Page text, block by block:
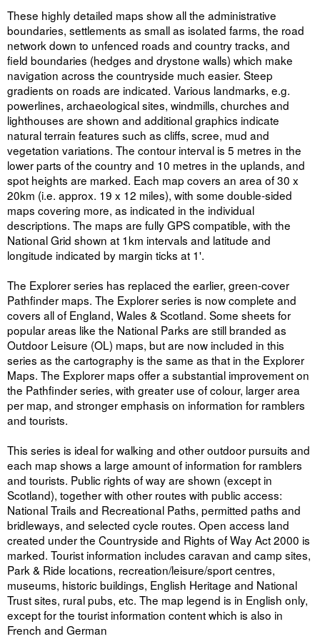
These highly detailed maps show all the administrative
boundaries, settlements as small as isolated farms, the road
network down to unfenced roads and country tracks, and
field boundaries (hedges and drystone walls) which make
navigation across the countryside much easier. Steep
gradients on roads are indicated. Various landmarks, e.g.
powerlines, archaeological sites, windmills, churches and
lighthouses are shown and additional graphics indicate
natural terrain features such as cliffs, scree, mud and
vegetation variations. The contour interval is 5 metres in the
lower parts of the country and 10 metres in the uplands, and
spot heights are marked. Each map covers an area of 30 x
20km (i.e. approx. 19 x 12 miles), with some double-sided
maps covering more, as indicated in the individual
descriptions. The maps are fully GPS compatible, with the
National Grid shown at 1km intervals and latitude and
longitude indicated by margin ticks at 1'.
The Explorer series has replaced the earlier, green-cover
Pathfinder maps. The Explorer series is now complete and
covers all of England, Wales & Scotland. Some sheets for
popular areas like the National Parks are still branded as
Outdoor Leisure (OL) maps, but are now included in this
series as the cartography is the same as that in the Explorer
Maps. The Explorer maps offer a substantial improvement on
the Pathfinder series, with greater use of colour, larger area
per map, and stronger emphasis on information for ramblers
and tourists.
This series is ideal for walking and other outdoor pursuits and
each map shows a large amount of information for ramblers
and tourists. Public rights of way are shown (except in
Scotland), together with other routes with public access:
National Trails and Recreational Paths, permitted paths and
bridleways, and selected cycle routes. Open access land
created under the Countryside and Rights of Way Act 2000 is
marked. Tourist information includes caravan and camp sites,
Park & Ride locations, recreation/leisure/sport centres,
museums, historic buildings, English Heritage and National
Trust sites, rural pubs, etc. The map legend is in English only,
except for the tourist information content which is also in
French and German